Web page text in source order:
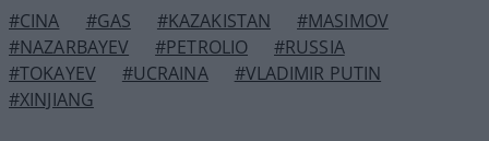
#CINA #GAS #KAZAKISTAN
#MASIMOV
#NAZARBAYEV
#PETROLIO
#RUSSIA
#TOKAYEV
#UCRAINA
#VLADIMIR PUTIN
#XINJIANG